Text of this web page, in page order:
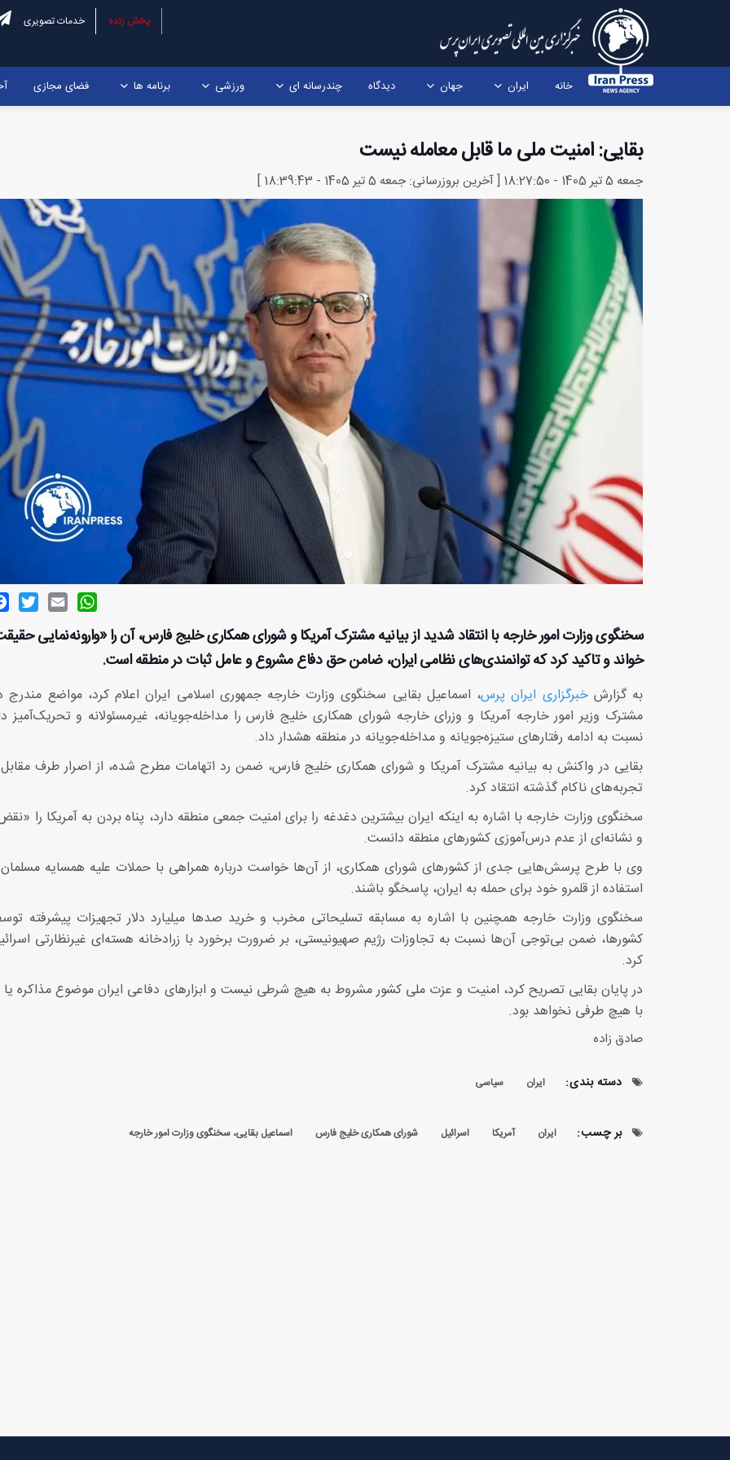
پخش زنده خدمات تصویری
خانه ایران جهان دیدگاه چندرسانه ای ورزشی برنامه ها فضای مجازی
بقایی: امنیت ملی ما قابل معامله نیست
جمعه 5 تیر 1405 - 18:27:50 [ آخرین بروزرسانی: جمعه 5 تیر 1405 - 18:39:43 ]
Email
WhatsApp
سخنگوی وزارت امور خارجه با انتقاد شدید از بیانیه مشترک آمریکا و شورای همکاری خلیج فارس، آن را «وارونه‌نمایی
خواند و تاکید کرد که توانمندی‌های نظامی ایران، ضامن حق دفاع مشروع و عامل ثبات در منطقه است.
به گزارشخبرگزاری ایران پرس، اسماعیل بقایی سخنگوی وزارت خارجه جمهوری اسلامی ایران اعلام کرد، مواضع مندرج
مشترک وزیر امور خارجه آمریکا و وزرای خارجه شورای همکاری خلیج فارس را مداخله‌جویانه، غیرمسئولانه و
نسبت به ادامه رفتارهای ستیزه‌جویانه و مداخله‌جویانه در منطقه هشدار داد.
بقایی در واکنش به بیانیه مشترک آمریکا و شورای همکاری خلیج فارس، ضمن رد اتهامات مطرح شده، از اصرار طرف مقابل
تجربه‌های ناکام گذشته انتقاد کرد.
سخنگوی وزارت خارجه با اشاره به اینکه ایران بیشترین دغدغه را برای امنیت جمعی منطقه دارد، پناه بردن به آمریکا را
و نشانه‌ای از عدم درس‌آموزی کشورهای منطقه دانست.
وی با طرح پرسش‌هایی جدی از کشورهای شورای همکاری، از آن‌ها خواست درباره همراهی با حملات علیه همسایه مسلمان
استفاده از قلمرو خود برای حمله به ایران، پاسخگو باشند.
سخنگوی وزارت خارجه همچنین با اشاره به مسابقه تسلیحاتی مخرب و خرید صدها میلیارد دلار تجهیزات پیشرفته
کشورها، ضمن بی‌توجی آن‌ها نسبت به تجاوزات رژیم صهیونیستی، بر ضرورت برخورد با زرادخانه هسته‌ای غیرنظارتی
کرد.
در پایان بقایی تصریح کرد، امنیت و عزت ملی کشور مشروط به هیچ شرطی نیست و ابزارهای دفاعی ایران موضوع مذاکره
با هیچ طرفی نخواهد بود.
صادق زاده
دسته بندی: ایران سیاسی
بر چسب: ایران آمریکا اسرائیل شورای همکاری خلیج فارس اسماعیل بقایی، سخنگوی وزارت امور خارجه